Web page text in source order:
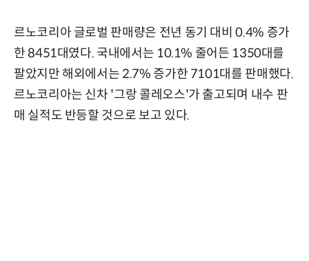
르노코리아 글로벌 판매량은 전년 동기 대비 0.4% 증가
한 8451대였다. 국내에서는 10.1% 줄어든 1350대를
팔았지만 해외에서는 2.7% 증가한 7101대를 판매했다.
르노코리아는 신차 '그랑 콜레오스'가 출고되며 내수 판
매 실적도 반등할 것으로 보고 있다.